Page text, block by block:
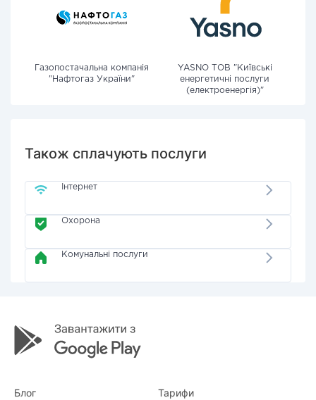
Газопостачальна компанія
"Нафтогаз України"
YASNO ТОВ "Київські
енергетичні послуги
(електроенергія)"
Також сплачують послуги
Інтернет
Охорона
Комунальні послуги
Блог Тарифи